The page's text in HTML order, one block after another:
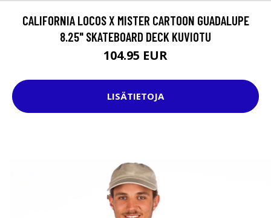
CALIFORNIA LOCOS X MISTER CARTOON GUADALUPE
8.25" SKATEBOARD DECK KUVIOTU
104.95 EUR
LISÄTIETOJA